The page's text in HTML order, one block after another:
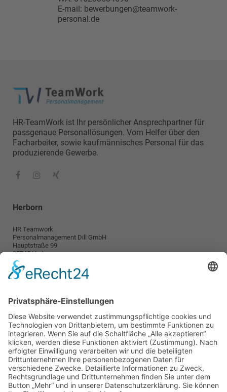
E-mail: bewerbungen@teamwork-
personal.de
HR-TeamWork ist Ihr persönlicher Ansprechpartner für
passgenaue Personallösungen. Vom Helfer über den
Facharbeiter, sowie kaufmännisches Personal für das
produzierende Gewerbe.
Herborn
HR Teamwork
Personalmanagement Dill GmbH
Hauptstraße 99
35745 Herborn
info@teamwork-personal.de
Wetzlar
HR TeamWork
Personalmanagement Dill GmbH
Karl-Kellner-Ring 38-46
35576 Wetzlar
wetzlar@teamwork-personal.de